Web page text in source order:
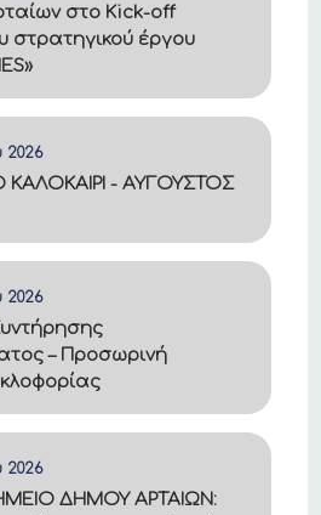
στο Kick-off
στρατηγικού έργου
2026
ΚΑΛΟΚΑΙΡΙ - ΑΥΓΟΥΣΤΟΣ
2026
– Προσωρινή
2026
ΔΗΜΟΥ ΑΡΤΑΙΩΝ: